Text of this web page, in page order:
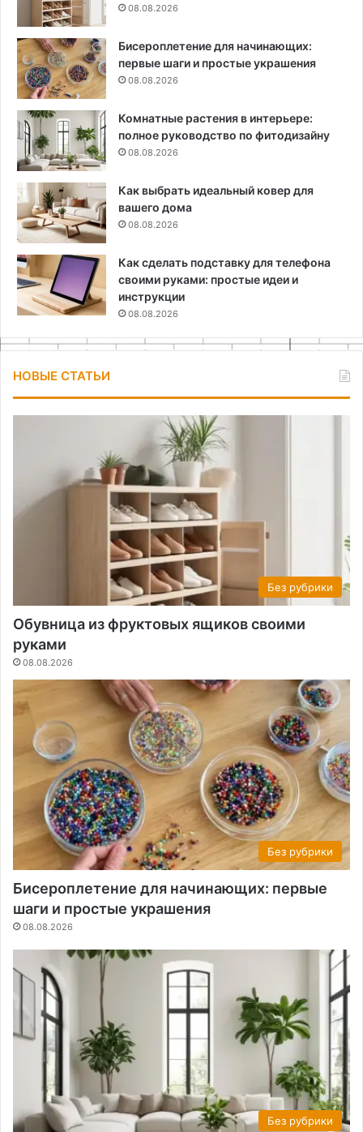
08.08.2026
Бисероплетение для начинающих:
первые шаги и простые украшения
08.08.2026
Комнатные растения в интерьере:
полное руководство по фитодизайну
08.08.2026
Как выбрать идеальный ковер для
вашего дома
08.08.2026
Как сделать подставку для телефона
своими руками: простые идеи и
инструкции
08.08.2026
НОВЫЕ СТАТЬИ
Без рубрики
Обувница из фруктовых ящиков своими
руками
08.08.2026
Без рубрики
Бисероплетение для начинающих: первые
шаги и простые украшения
08.08.2026
Без рубрики